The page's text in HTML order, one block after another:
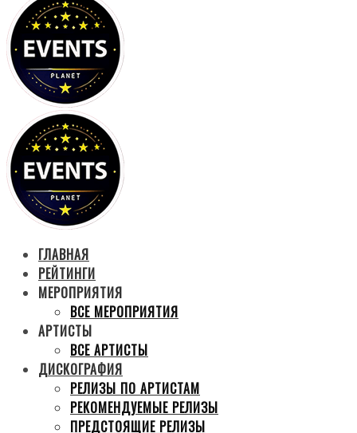
ГЛАВНАЯ
РЕЙТИНГИ
МЕРОПРИЯТИЯ
ВСЕ МЕРОПРИЯТИЯ
АРТИСТЫ
ВСЕ АРТИСТЫ
ДИСКОГРАФИЯ
РЕЛИЗЫ ПО АРТИСТАМ
РЕКОМЕНДУЕМЫЕ РЕЛИЗЫ
ПРЕДСТОЯЩИЕ РЕЛИЗЫ